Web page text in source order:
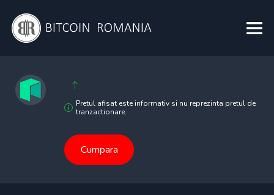
Pretul afisat este informativ si nu reprezinta pretul de
tranzactionare.
Cumpara